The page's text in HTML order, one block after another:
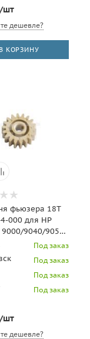
шт
дешевле?
В КОРЗИНУ
фьюзера 18T
000 для HP
9000/9040/9050
Под заказ
Под заказ
Под заказ
Под заказ
шт
дешевле?